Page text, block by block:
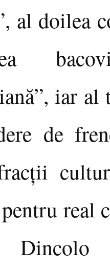
al doilea
iar al
de
real
Dincolo